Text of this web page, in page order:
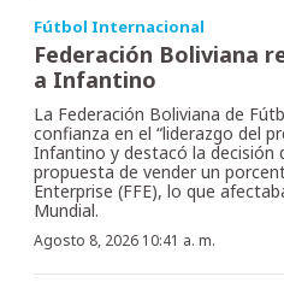
Fútbol Internacional
Federación Boliviana
a Infantino
La Federación Boliviana de
confianza en el “liderazgo del
Infantino y destacó la decisión
propuesta de vender un
Enterprise (FFE), lo que
Mundial.
Agosto 8, 2026 10:41 a. m.